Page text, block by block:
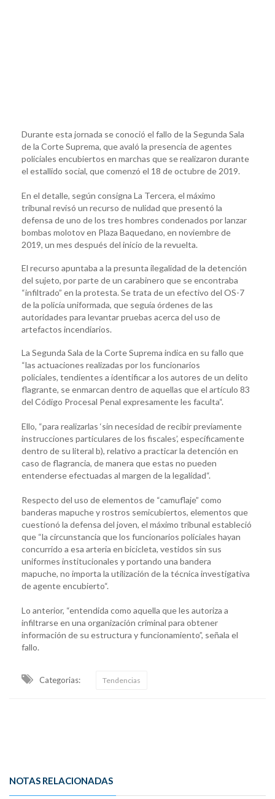
Durante esta jornada se conoció el fallo de la Segunda Sala
de la Corte Suprema, que avaló la presencia de agentes
policiales encubiertos en marchas que se realizaron durante
el estallido social, que comenzó el 18 de octubre de 2019.
En el detalle, según consigna La Tercera, el máximo
tribunal revisó un recurso de nulidad que presentó la
defensa de uno de los tres hombres condenados por lanzar
bombas molotov en Plaza Baquedano, en noviembre de
2019, un mes después del inicio de la revuelta.
El recurso apuntaba a la presunta ilegalidad de la detención
del sujeto, por parte de un carabinero que se encontraba
“infiltrado” en la protesta. Se trata de un efectivo del OS-7
de la policía uniformada, que seguía órdenes de las
autoridades para levantar pruebas acerca del uso de
artefactos incendiarios.
La Segunda Sala de la Corte Suprema indica en su fallo que
“las actuaciones realizadas por los funcionarios
policiales, tendientes a identificar a los autores de un delito
flagrante, se enmarcan dentro de aquellas que el artículo 83
del Código Procesal Penal expresamente les faculta“.
Ello, “para realizarlas ‘sin necesidad de recibir previamente
instrucciones particulares de los fiscales’, específicamente
dentro de su literal b), relativo a practicar la detención en
caso de flagrancia, de manera que estas no pueden
entenderse efectuadas al margen de la legalidad“.
Respecto del uso de elementos de “camuflaje” como
banderas mapuche y rostros semicubiertos, elementos que
cuestionó la defensa del joven, el máximo tribunal estableció
que “la circunstancia que los funcionarios policiales hayan
concurrido a esa arteria en bicicleta, vestidos sin sus
uniformes institucionales y portando una bandera
mapuche, no importa la utilización de la técnica investigativa
de agente encubierto“.
Lo anterior, “entendida como aquella que les autoriza a
infiltrarse en una organización criminal para obtener
información de su estructura y funcionamiento”, señala el
fallo.
Categorias: Tendencias
NOTAS RELACIONADAS